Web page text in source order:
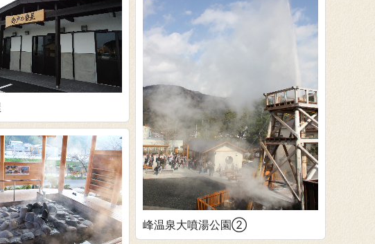
峰温泉大噴湯公園②